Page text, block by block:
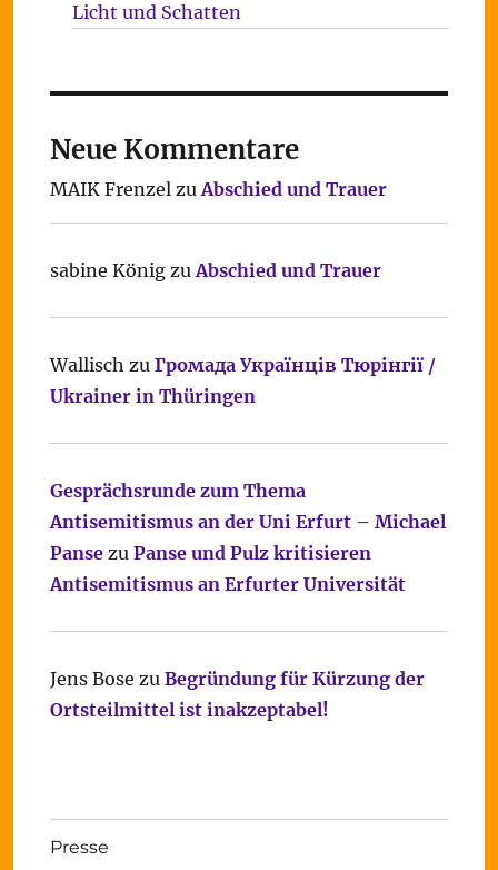
Licht und Schatten
Neue Kommentare
MAIK FrenzelzuAbschied und Trauer
sabine KönigzuAbschied und Trauer
Wallisch zu Громада Українців Тюрінгії /
Ukrainer in Thüringen
Gesprächsrunde zum Thema
Antisemitismus an der Uni Erfurt – Michael
Pansezu Panse und Pulz kritisieren
Antisemitismus an Erfurter Universität
Jens Bose zu Begründung für Kürzung der
Ortsteilmittel ist inakzeptabel!
Presse